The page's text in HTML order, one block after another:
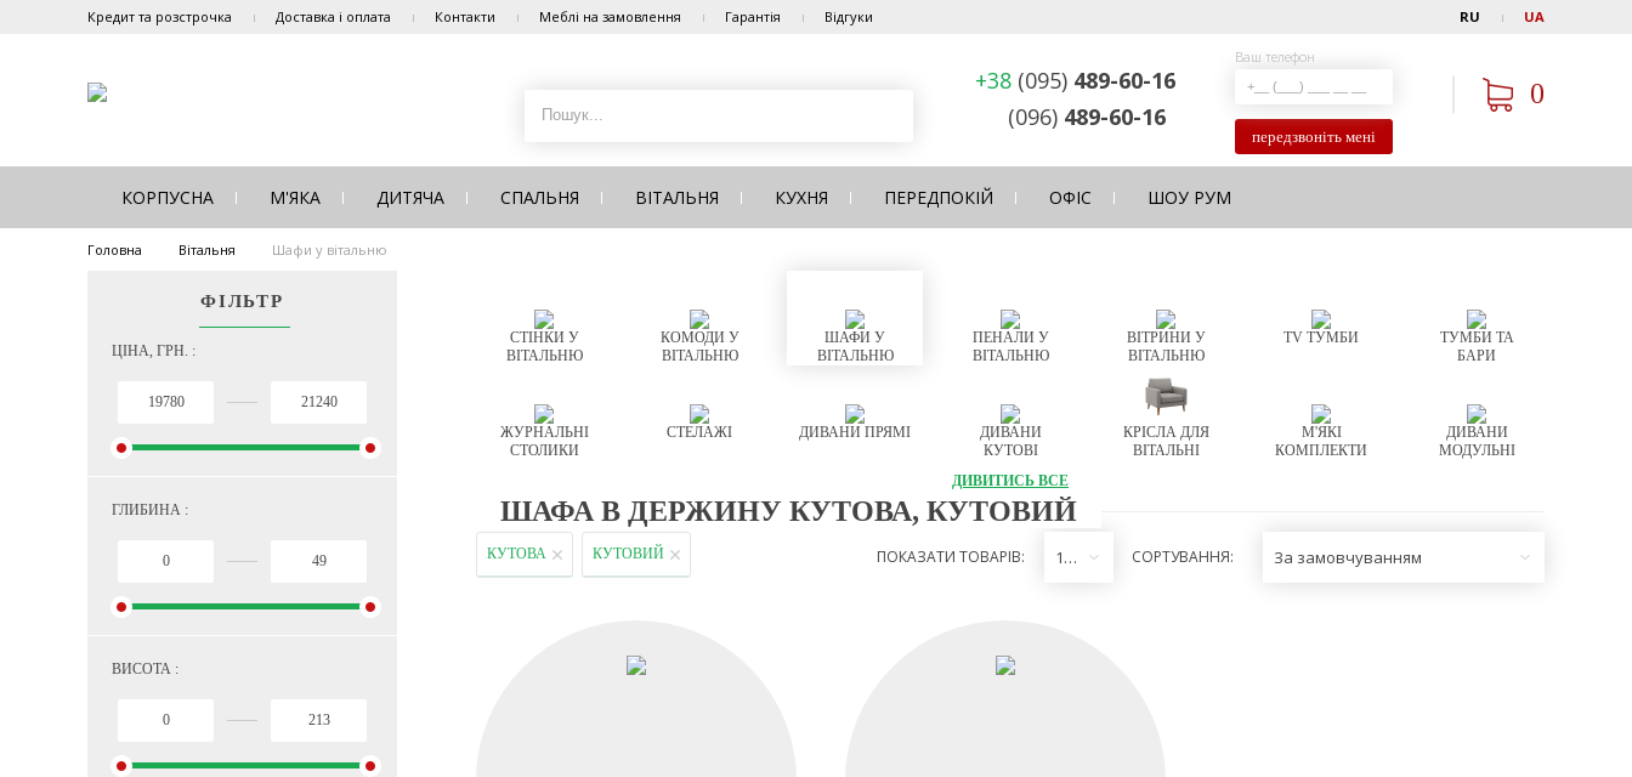
Кредит та розстрочка Доставка і оплата Контакти Меблі на замовлення Гарантія Відгуки RU UA
+38 (095) 489-60-16
(096) 489-60-16
Ваш телефон
передзвоніть мені
0
КОРПУСНА М'ЯКА ДИТЯЧА СПАЛЬНЯ ВІТАЛЬНЯ КУХНЯ ПЕРЕДПОКІЙ ОФІС ШОУ РУМ
Головна Вітальня Шафи у вітальню
ФІЛЬТР
ЦІНА, ГРН. :
ГЛИБИНА :
ВИСОТА :
СТІНКИ У
ВІТАЛЬНЮ
КОМОДИ У
ВІТАЛЬНЮ
ШАФИ У
ВІТАЛЬНЮ
ПЕНАЛИ У
ВІТАЛЬНЮ
ВІТРИНИ У
ВІТАЛЬНЮ
TV ТУМБИ
ТУМБИ ТА
БАРИ
ЖУРНАЛЬНІ
СТОЛИКИ
СТЕЛАЖІ ДИВАНИ ПРЯМІ
ДИВАНИ
КУТОВІ
КРІСЛА ДЛЯ
ВІТАЛЬНІ
М'ЯКІ
КОМПЛЕКТИ
ДИВАНИ
МОДУЛЬНІ
ДИВИТИСЬ ВСЕ
ШАФА В ДЕРЖИНУ КУТОВА, КУТОВИЙ
КУТОВА КУТОВИЙ ПОКАЗАТИ ТОВАРІВ: 12 СОРТУВАННЯ: За замовчуванням